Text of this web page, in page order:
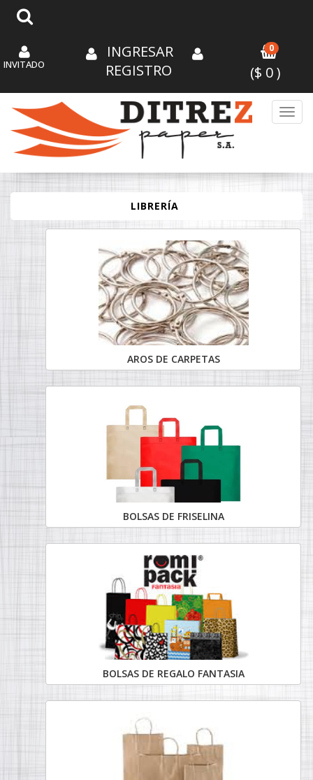
INVITADO
INGRESAR
REGISTRO
0
($ 0)
LIBRERÍA
AROS DE CARPETAS
BOLSAS DE FRISELINA
BOLSAS DE REGALO FANTASIA